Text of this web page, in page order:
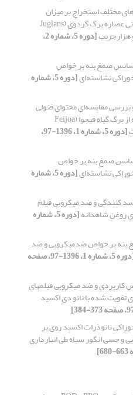
مختلف استخراج بر میزان
ترکیبات فنلی و فعالیت آنتی‌اکسیدانی عصاره برگ گردوی (Juglans
[دوره 5، شماره 2،
صمغ بنه بر خواص
نشاسته‌ای [دوره 5، شماره
مقایسه‌ای محتوای فنولی
ترکیبات زیست فعال استخراج‌شده از برگ گیاه فیجوا (Feijoa
[دوره 5، شماره 1، 1396-97،
صمغ بنه بر خواص
نشاسته‌ای [دوره 5، شماره
کنندگی و ضد میکروبی فیلم
روغن شاهدانه [دوره 5، شماره
بنه بر خواص ضدمیکروبی و ضد
[دوره 5، شماره 1، 1396-97، صفحه
و ضد میکروبی فیلمهای
تقویت شده با نانو دی اکسید
نانوذرات اکسید روی بر
و حسی انگور سیاه طی انبارداری